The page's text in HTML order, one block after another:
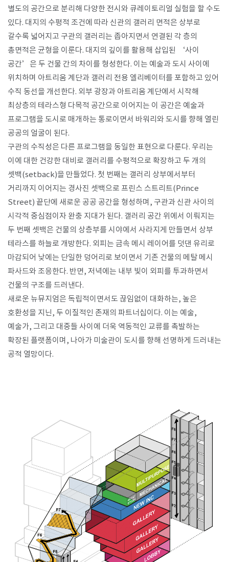
별도의 공간으로 분리해 다양한 전시와 큐레이토리얼 실험을 할 수도
있다. 대지의 수평적 조건에 따라 신관의 갤러리 면적은 상부로
갈수록 넓어지고 구관의 갤러리는 좁아지면서 연결된 각 층의
총면적은 균형을 이룬다. 대지의 깊이를 활용해 삽입된 ‘사이
공간’은 두 건물 간의 차이를 형성한다. 이는 예술과 도시 사이에
위치하며 아트리움 계단과 갤러리 전용 엘리베이터를 포함하고 있어
수직 동선을 개선한다. 외부 광장과 아트리움 계단에서 시작해
최상층의 테라스형 다목적 공간으로 이어지는 이 공간은 예술과
프로그램을 도시로 매개하는 통로이면서 바워리와 도시를 향해 열린
공공의 얼굴이 된다.
구관의 수직성은 다른 프로그램을 동일한 표현으로 다룬다. 우리는
이에 대한 건강한 대비로 갤러리를 수평적으로 확장하고 두 개의
셋백(setback)을 만들었다. 첫 번째는 갤러리 상부에서부터
거리까지 이어지는 경사진 셋백으로 프린스 스트리트(Prince
Street) 끝단에 새로운 공공 공간을 형성하며, 구관과 신관 사이의
시각적 중심점이자 완충 지대가 된다. 갤러리 공간 위에서 이뤄지는
두 번째 셋백은 건물의 상층부를 시야에서 사라지게 만들면서 상부
테라스를 하늘로 개방한다. 외피는 금속 메시 레이어를 덧댄 유리로
마감되어 낮에는 단일한 덩어리로 보이면서 기존 건물의 메탈 메시
파사드와 조응한다. 반면, 저녁에는 내부 빛이 외피를 투과하면서
건물의 구조를 드러낸다.
새로운 뉴뮤지엄은 독립적이면서도 끊임없이 대화하는, 높은
호환성을 지닌, 두 이질적인 존재의 파트너십이다. 이는 예술,
예술가, 그리고 대중들 사이에 더욱 역동적인 교류를 촉발하는
확장된 플랫폼이며, 나아가 미술관이 도시를 향해 선명하게 드러내는
공적 열망이다. ​